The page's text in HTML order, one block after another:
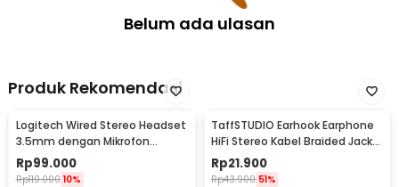
Belum ada ulasan
Produk Rekomendasi
Logitech Wired Stereo Headset
3.5mm dengan Mikrofon
Flexible - H111
Rp99.000
Rp110.000 10%
TaffSTUDIO Earhook Earphone
HiFi Stereo Kabel Braided Jack
3.5mm 1.2M - MDR-Q940
Rp21.900
Rp43.900 51%